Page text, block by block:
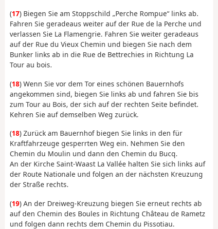
(17) Biegen Sie am Stoppschild „Perche Rompue“ links ab.
Fahren Sie geradeaus weiter auf der Rue de la Perche und
verlassen Sie La Flamengrie. Fahren Sie weiter geradeaus
auf der Rue du Vieux Chemin und biegen Sie nach dem
Bunker links ab in die Rue de Bettrechies in Richtung La
Tour au bois.
(18) Wenn Sie vor dem Tor eines schönen Bauernhofs
angekommen sind, biegen Sie links ab und fahren Sie bis
zum Tour au Bois, der sich auf der rechten Seite befindet.
Kehren Sie auf demselben Weg zurück.
(18) Zurück am Bauernhof biegen Sie links in den für
Kraftfahrzeuge gesperrten Weg ein. Nehmen Sie den
Chemin du Moulin und dann den Chemin du Bucq.
An der Kirche Saint-Waast La Vallée halten Sie sich links auf
der Route Nationale und folgen an der nächsten Kreuzung
der Straße rechts.
(19) An der Dreiweg-Kreuzung biegen Sie erneut rechts ab
auf den Chemin des Boules in Richtung Château de Rametz
und folgen dann rechts dem Chemin du Pissotiau.